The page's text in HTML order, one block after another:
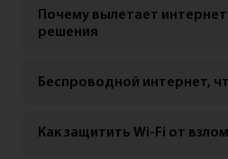
Почему вылетает
решения
Беспроводной интернет,
Как защитить Wi-Fi от